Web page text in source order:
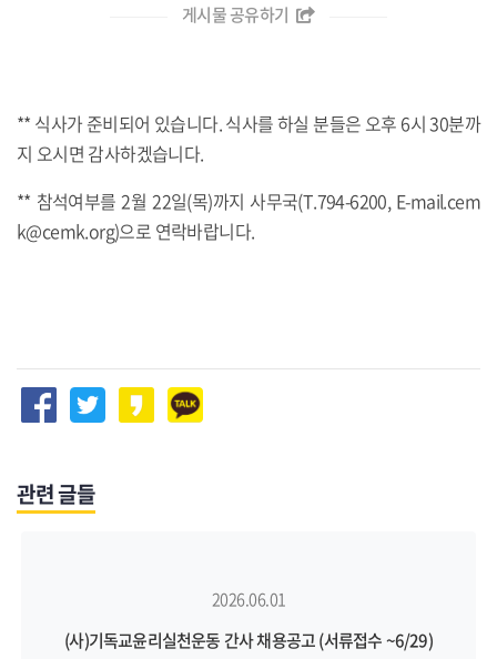
게시물 공유하기
** 식사가 준비되어 있습니다. 식사를 하실 분들은 오후 6시 30분까
지 오시면 감사하겠습니다.
** 참석여부를 2월 22일(목)까지 사무국(T.794-6200, E-mail.cem
k@cemk.org)으로 연락바랍니다.
관련 글들
2026.06.01
(사)기독교윤리실천운동 간사 채용공고 (서류접수 ~6/29)